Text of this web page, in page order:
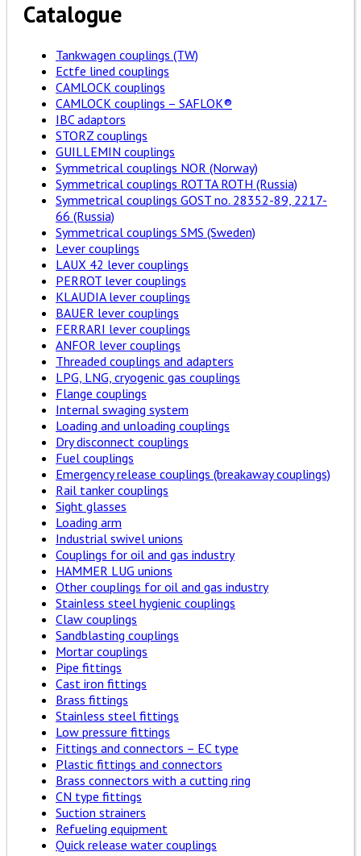
Catalogue
Tankwagen couplings (TW)
Ectfe lined couplings
CAMLOCK couplings
CAMLOCK couplings – SAFLOK®
IBC adaptors
STORZ couplings
GUILLEMIN couplings
Symmetrical couplings NOR (Norway)
Symmetrical couplings ROTTA ROTH (Russia)
Symmetrical couplings GOST no. 28352-89, 2217-
66 (Russia)
Symmetrical couplings SMS (Sweden)
Lever couplings
LAUX 42 lever couplings
PERROT lever couplings
KLAUDIA lever couplings
BAUER lever couplings
FERRARI lever couplings
ANFOR lever couplings
Threaded couplings and adapters
LPG, LNG, cryogenic gas couplings
Flange couplings
Internal swaging system
Loading and unloading couplings
Dry disconnect couplings
Fuel couplings
Emergency release couplings (breakaway couplings)
Rail tanker couplings
Sight glasses
Loading arm
Industrial swivel unions
Couplings for oil and gas industry
HAMMER LUG unions
Other couplings for oil and gas industry
Stainless steel hygienic couplings
Claw couplings
Sandblasting couplings
Mortar couplings
Pipe fittings
Cast iron fittings
Brass fittings
Stainless steel fittings
Low pressure fittings
Fittings and connectors – EC type
Plastic fittings and connectors
Brass connectors with a cutting ring
CN type fittings
Suction strainers
Refueling equipment
Quick release water couplings